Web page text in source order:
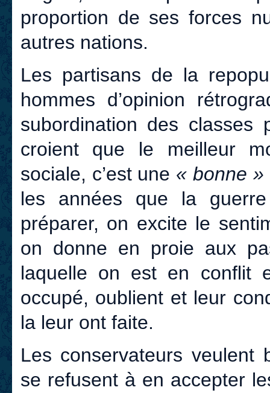
proportion de ses forces
autres nations.
Les partisans de la
hommes d’opinion
subordination des
croient que le meilleur
sociale, c’est une « bonne »
les années que la
préparer, on excite le
on donne en proie aux
laquelle on est en conflit
occupé, oublient et leur
la leur ont faite.
Les conservateurs veulent
se refusent à en accepter